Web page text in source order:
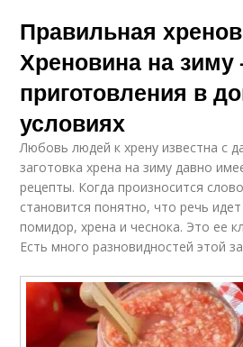
Правильная
Хреновина на
приготовления в
условиях
Любовь людей к хрену известна с
заготовка хрена на зиму давно
рецепты. Когда произносится
становится понятно, что речь
помидор, хрена и чеснока. Это ее
Есть много разновидностей этой